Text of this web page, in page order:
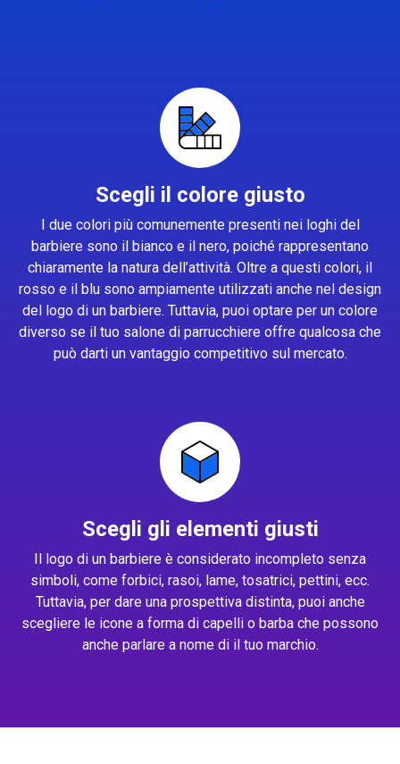
Scegli il colore giusto
I due colori più comunemente presenti nei loghi del
barbiere sono il bianco e il nero, poiché rappresentano
chiaramente la natura dell’attività. Oltre a questi colori, il
rosso e il blu sono ampiamente utilizzati anche nel design
del logo di un barbiere. Tuttavia, puoi optare per un colore
diverso se il tuo salone di parrucchiere offre qualcosa che
può darti un vantaggio competitivo sul mercato.
Scegli gli elementi giusti
Il logo di un barbiere è considerato incompleto senza
simboli, come forbici, rasoi, lame, tosatrici, pettini, ecc.
Tuttavia, per dare una prospettiva distinta, puoi anche
scegliere le icone a forma di capelli o barba che possono
anche parlare a nome di il tuo marchio.